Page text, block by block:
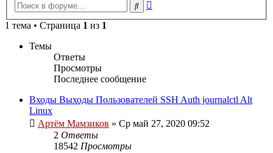
Поиск
1 тема • Страница 1 из 1
Темы
Ответы
Просмотры
Последнее сообщение
Входы Выходы Пользователей SSH Auth journalctl Alt
Linux
Артём Мамзиков » Ср май 27, 2020 09:52
2 Ответы
18542 Просмотры